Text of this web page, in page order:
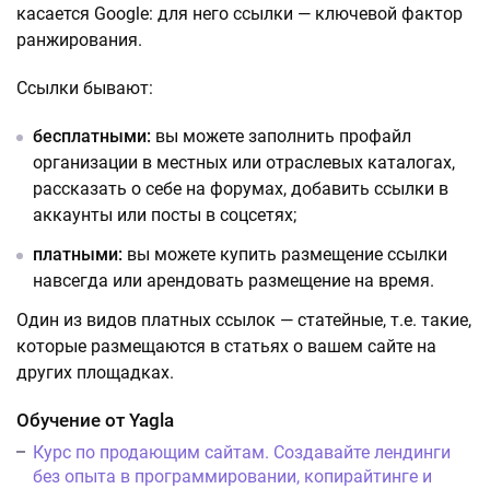
касается Google: для него ссылки — ключевой фактор
ранжирования.
Ссылки бывают:
бесплатными: вы можете заполнить профайл
организации в местных или отраслевых каталогах,
рассказать о себе на форумах, добавить ссылки в
аккаунты или посты в соцсетях;
платными: вы можете купить размещение ссылки
навсегда или арендовать размещение на время.
Один из видов платных ссылок — статейные, т.е. такие,
которые размещаются в статьях о вашем сайте на
других площадках.
Обучение от Yagla
Курс по продающим сайтам. Создавайте лендинги
без опыта в программировании, копирайтинге и